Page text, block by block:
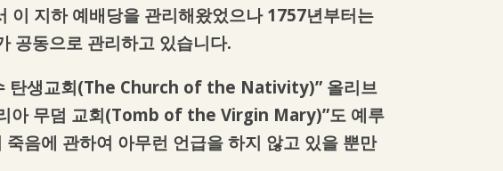
이 지하 예배당을 관리해왔었으나 1757년부터는
공동으로 관리하고 있습니다.
탄생교회(The Church of the Nativity)” 올리브
아 무덤 교회(Tomb of the Virgin Mary)”도 예루
음에 관하여 아무런 언급을 하지 않고 있을 뿐만